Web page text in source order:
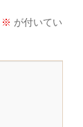
※ が付いてい